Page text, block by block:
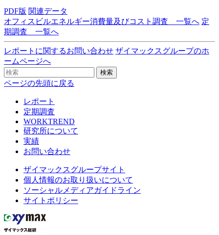
PDF版 関連データ
オフィスビルエネルギー消費量及びコスト調査 一覧へ 定
期調査 一覧へ
レポートに関するお問い合わせ ザイマックスグループのホ
ームページへ
検索
ページの先頭に戻る
レポート
定期調査
WORKTREND
研究所について
実績
お問い合わせ
ザイマックスグループサイト
個人情報のお取り扱いについて
ソーシャルメディアガイドライン
サイトポリシー